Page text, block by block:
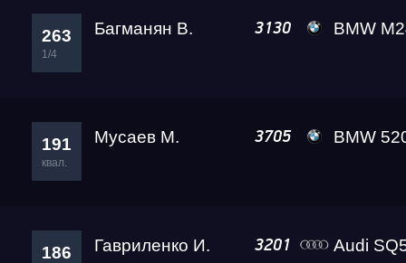
263
1/4
Багманян В. 3130 BMW M240i
191
квал.
Мусаев М. 3705 BMW 520D
186 Гавриленко И. 3201 Audi SQ5 Ада